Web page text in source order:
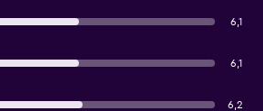
6,1
6,1
6,2